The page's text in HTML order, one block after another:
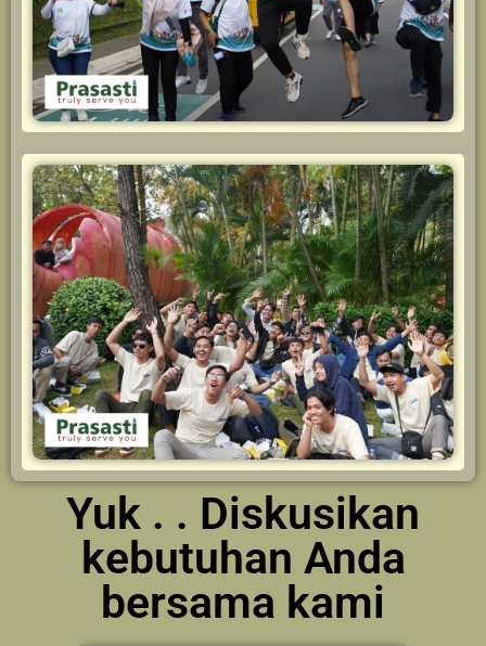
Yuk . . Diskusikan
kebutuhan Anda
bersama kami